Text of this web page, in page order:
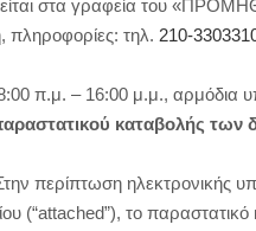
στα γραφεία του
τηλ. 210-
π.μ. – 16:00 μ.μ., αρμόδια
καταβολής των
περίπτωση ηλεκτρονικής
(“attached”), το